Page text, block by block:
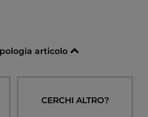
articolo
CERCHI ALTRO?